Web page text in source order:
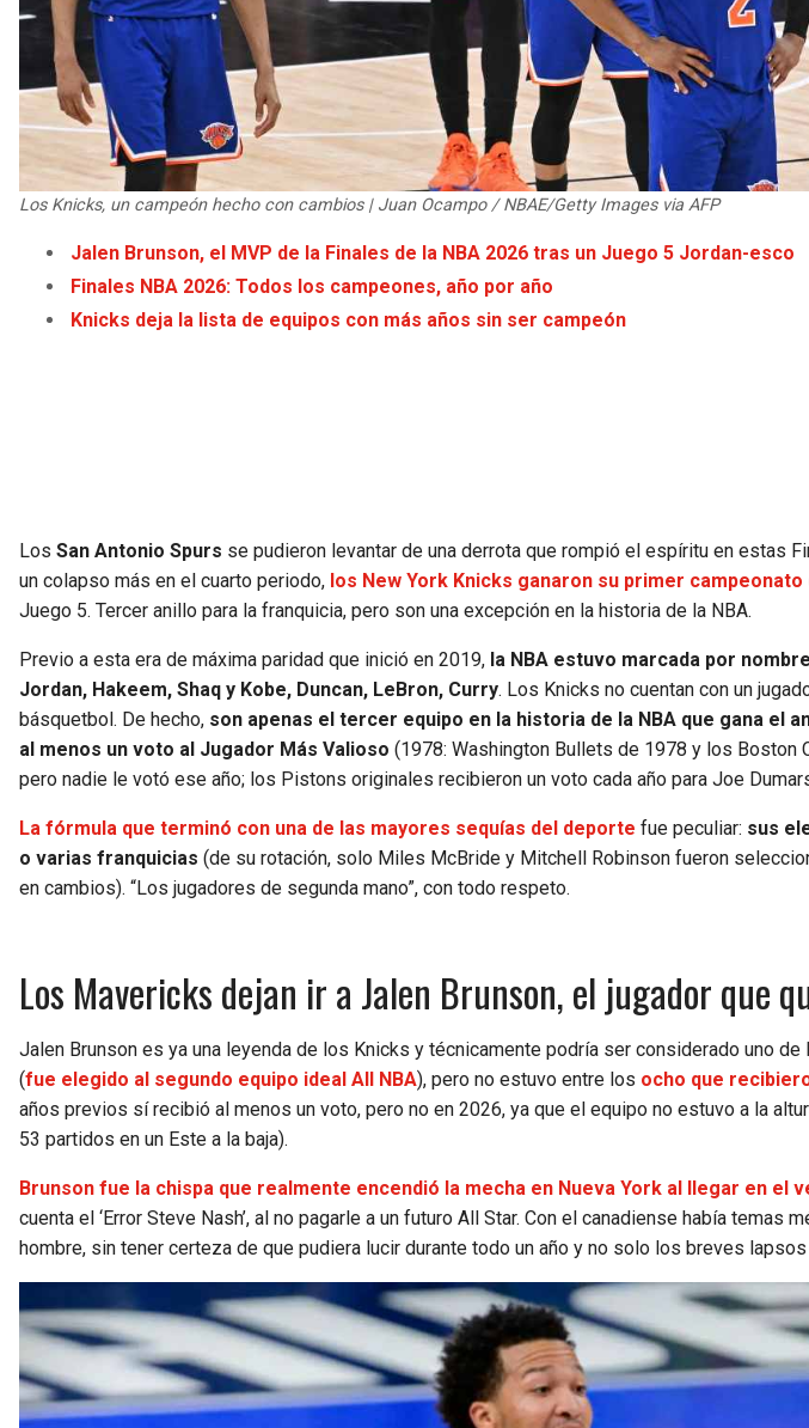
Los Knicks, un campeón hecho con cambios | Juan Ocampo / NBAE/Getty Images via AFP
Jalen Brunson, el MVP de la Finales de la NBA 2026 tras un Juego 5 Jordan-esco
Finales NBA 2026: Todos los campeones, año por año
Knicks deja la lista de equipos con más años sin ser campeón
Los San Antonio Spurs se pudieron levantar de una derrota que rompió el espíritu en estas
un colapso más en el cuarto periodo, los New York Knicks ganaron su primer campeonato
Juego 5. Tercer anillo para la franquicia, pero son una excepción en la historia de la NBA.
Previo a esta era de máxima paridad que inició en 2019, la NBA estuvo marcada por
Jordan, Hakeem, Shaq y Kobe, Duncan, LeBron, Curry. Los Knicks no cuentan con un
básquetbol. De hecho, son apenas el tercer equipo en la historia de la NBA que gana el
al menos un voto al Jugador Más Valioso (1978: Washington Bullets de 1978 y los Boston
pero nadie le votó ese año; los Pistons originales recibieron un voto cada año para Joe
La fórmula que terminó con una de las mayores sequías del deporte fue peculiar: sus
o varias franquicias (de su rotación, solo Miles McBride y Mitchell Robinson fueron
en cambios). “Los jugadores de segunda mano”, con todo respeto.
Los Mavericks dejan ir a Jalen Brunson, el jugador que
Jalen Brunson es ya una leyenda de los Knicks y técnicamente podría ser considerado uno
(fue elegido al segundo equipo ideal All NBA), pero no estuvo entre los ocho que
años previos sí recibió al menos un voto, pero no en 2026, ya que el equipo no estuvo a la
53 partidos en un Este a la baja).
Brunson fue la chispa que realmente encendió la mecha en Nueva York al llegar en el
cuenta el ‘Error Steve Nash’, al no pagarle a un futuro All Star. Con el canadiense había temas
hombre, sin tener certeza de que pudiera lucir durante todo un año y no solo los breves